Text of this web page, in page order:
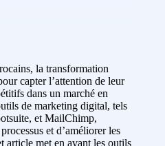
la transformation
capter l’attention de leur
dans un marché en
de marketing digital, tels
et MailChimp,
et d’améliorer les
article met en avant les outils